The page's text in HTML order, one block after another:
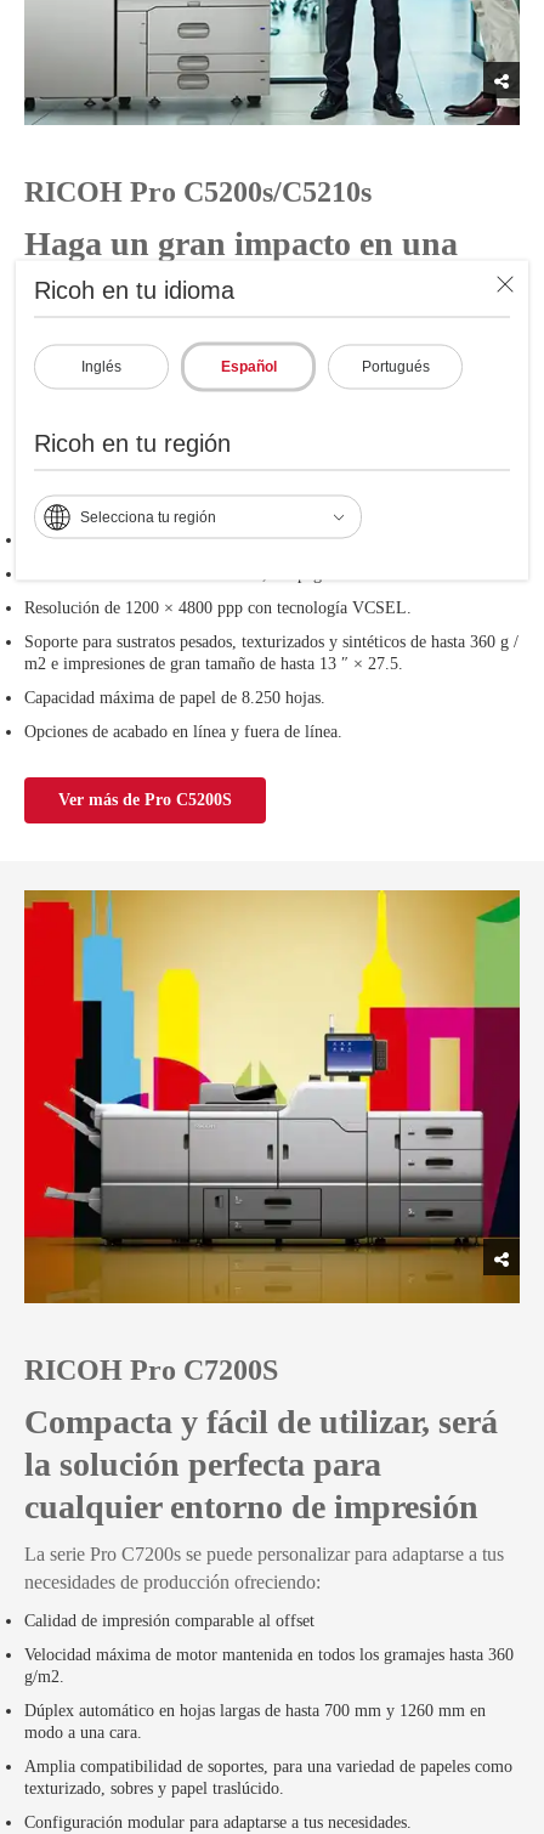
Ricoh en tu idioma
Inglés Español Portugués
Ricoh en tu región
Selecciona tu región
RICOH Pro C5200s/C5210s
Haga un gran impacto en una
forma compacta.
imagen superior, manejo robusto del papel y salida sobresaliente.
Diseñados para clientes en planta e impresoras comerciales,
innovadora biblioteca de papel y el panel de operación
inteligente opcional de Ricoh para una mayor productividad,
facilidad de uso y conveniencia.
Salidas de hasta 80 ppm Color / B & W.
Resolución de 1200 × 4800 ppp con tecnología VCSEL.
Soporte para sustratos pesados, texturizados y sintéticos de hasta 360 g /
m2 e impresiones de gran tamaño de hasta 13 ″ × 27.5.
Capacidad máxima de papel de 8.250 hojas.
Opciones de acabado en línea y fuera de línea.
Ver más de Pro C5200S
RICOH Pro C7200S
Compacta y fácil de utilizar, será
la solución perfecta para
cualquier entorno de impresión
La serie Pro C7200s se puede personalizar para adaptarse a tus
necesidades de producción ofreciendo:
Calidad de impresión comparable al offset
Velocidad máxima de motor mantenida en todos los gramajes hasta 360
g/m2.
Dúplex automático en hojas largas de hasta 700 mm y 1260 mm en
modo a una cara.
Amplia compatibilidad de soportes, para una variedad de papeles como
texturizado, sobres y papel traslúcido.
Configuración modular para adaptarse a tus necesidades.